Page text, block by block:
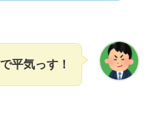
平気っす！